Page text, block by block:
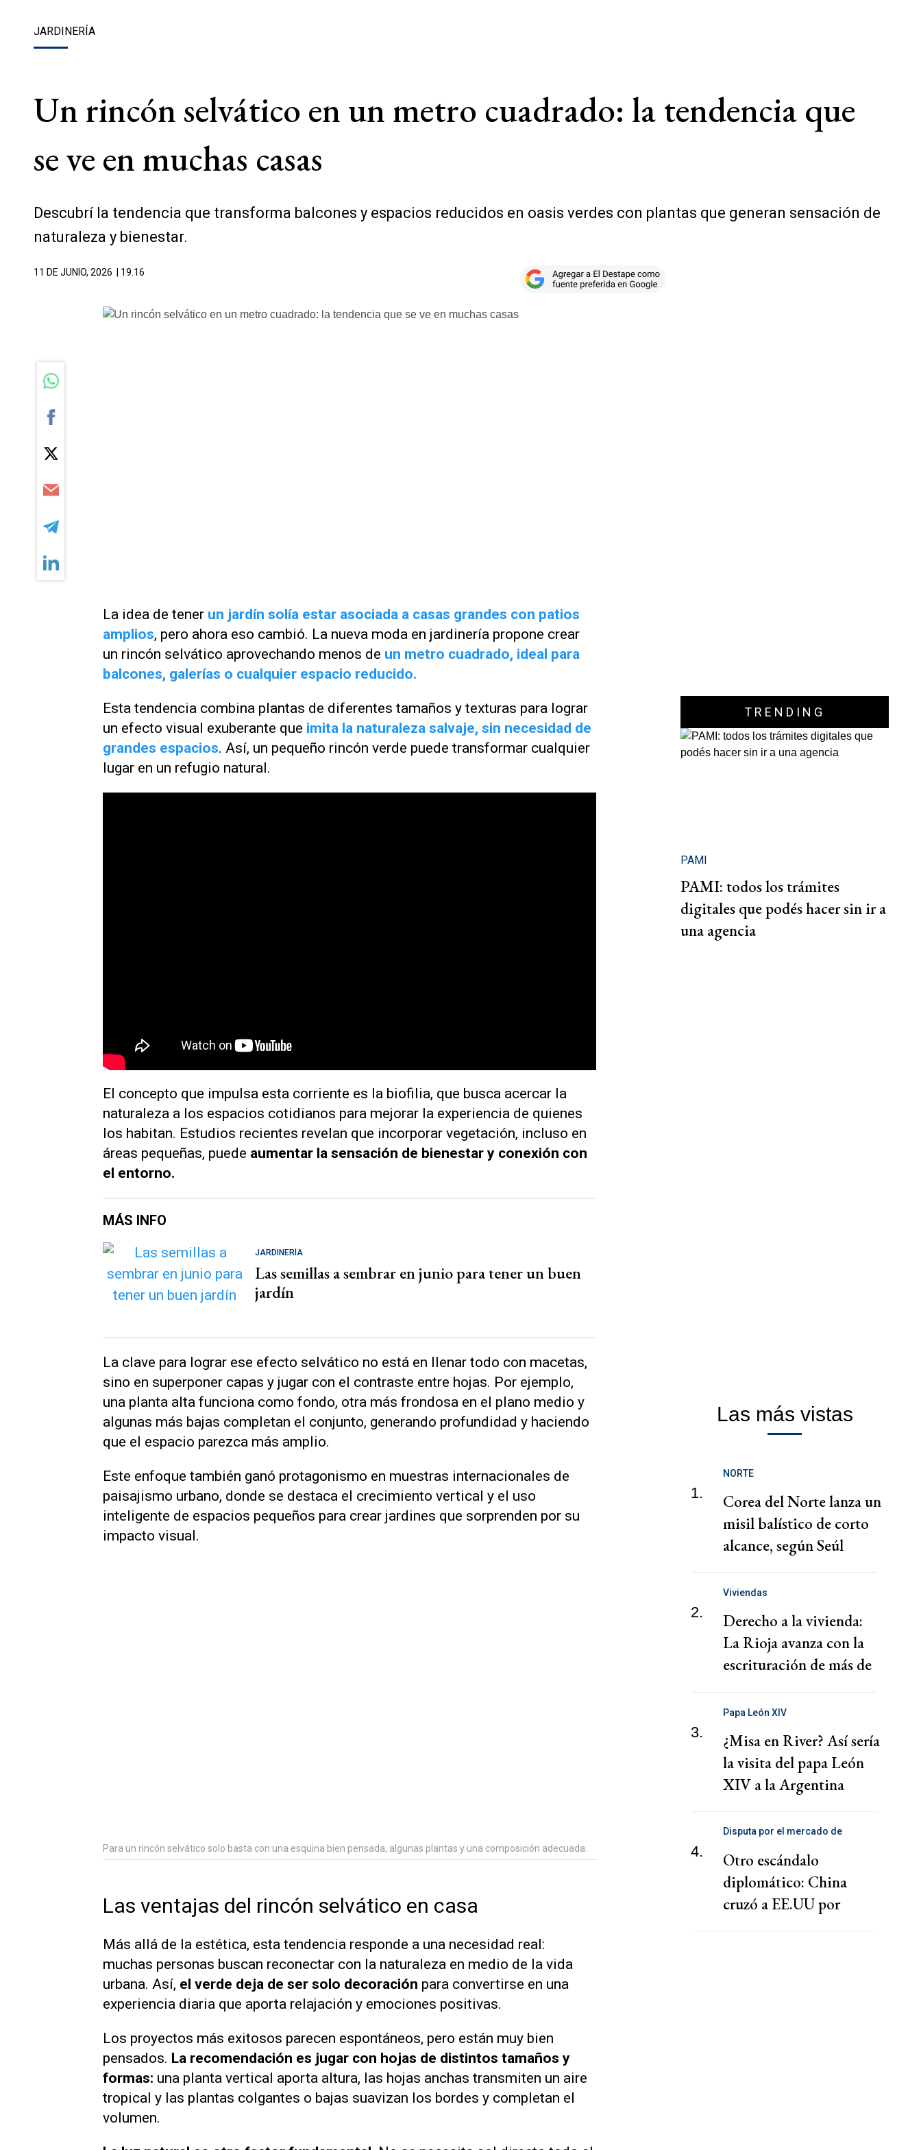
JARDINERÍA
Un rincón selvático en un metro cuadrado: la tendencia que
se ve en muchas casas
Descubrí la tendencia que transforma balcones y espacios reducidos en oasis verdes con plantas que generan sensación de
naturaleza y bienestar.
11 DE JUNIO, 2026 | 19.16
La idea de tener un jardín solía estar asociada a casas grandes con patios
amplios, pero ahora eso cambió. La nueva moda en jardinería propone crear
un rincón selvático aprovechando menos de un metro cuadrado, ideal para
balcones, galerías o cualquier espacio reducido.
Esta tendencia combina plantas de diferentes tamaños y texturas para lograr
un efecto visual exuberante que imita la naturaleza salvaje, sin necesidad de
grandes espacios. Así, un pequeño rincón verde puede transformar cualquier
lugar en un refugio natural.
El concepto que impulsa esta corriente es la biofilia, que busca acercar la
naturaleza a los espacios cotidianos para mejorar la experiencia de quienes
los habitan. Estudios recientes revelan que incorporar vegetación, incluso en
áreas pequeñas, puede aumentar la sensación de bienestar y conexión con
el entorno.
MÁS INFO
JARDINERÍA
Las semillas a sembrar en junio para tener un buen
jardín
La clave para lograr ese efecto selvático no está en llenar todo con macetas,
sino en superponer capas y jugar con el contraste entre hojas. Por ejemplo,
una planta alta funciona como fondo, otra más frondosa en el plano medio y
algunas más bajas completan el conjunto, generando profundidad y haciendo
que el espacio parezca más amplio.
Este enfoque también ganó protagonismo en muestras internacionales de
paisajismo urbano, donde se destaca el crecimiento vertical y el uso
inteligente de espacios pequeños para crear jardines que sorprenden por su
impacto visual.
Para un rincón selvático solo basta con una esquina bien pensada, algunas plantas y una composición adecuada.
Las ventajas del rincón selvático en casa
Más allá de la estética, esta tendencia responde a una necesidad real:
muchas personas buscan reconectar con la naturaleza en medio de la vida
urbana. Así, el verde deja de ser solo decoración para convertirse en una
experiencia diaria que aporta relajación y emociones positivas.
Los proyectos más exitosos parecen espontáneos, pero están muy bien
pensados. La recomendación es jugar con hojas de distintos tamaños y
formas: una planta vertical aporta altura, las hojas anchas transmiten un aire
tropical y las plantas colgantes o bajas suavizan los bordes y completan el
volumen.
TRENDING
PAMI
PAMI: todos los trámites
digitales que podés hacer sin ir a
una agencia
Las más vistas
1.
NORTE
Corea del Norte lanza un
misil balístico de corto
alcance, según Seúl
2.
Viviendas
Derecho a la vivienda:
La Rioja avanza con la
escrituración de más de
3.
Papa León XIV
¿Misa en River? Así sería
la visita del papa León
XIV a la Argentina
4.
Disputa por el mercado de
Otro escándalo
diplomático: China
cruzó a EE.UU por